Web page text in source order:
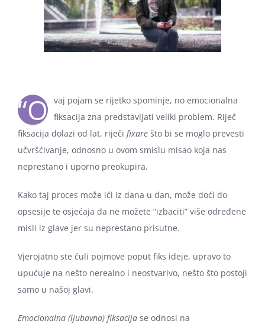
“O vaj pojam se rijetko spominje, no emocionalna
fiksacija zna predstavljati veliki problem. Riječ
fiksacija dolazi od lat. riječi fixare što bi se moglo prevesti
učvršćivanje, odnosno u ovom smislu misao koja nas
neprestano i uporno preokupira.
Kako taj proces može ići iz dana u dan, može doći do
opsesije te osjećaja da ne možete “izbaciti” više određene
misli iz glave jer su neprestano prisutne.
Vjerojatno ste čuli pojmove poput fiks ideje, upravo to
upućuje na nešto nerealno i neostvarivo, nešto što postoji
samo u našoj glavi.
Emocionalna (ljubavna) fiksacija se odnosi na